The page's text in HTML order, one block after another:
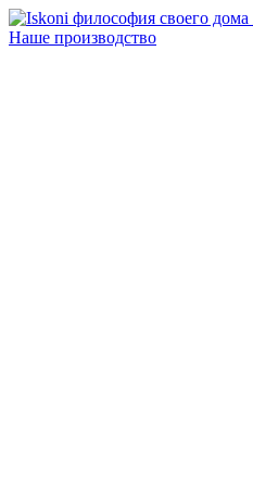
Наше производство